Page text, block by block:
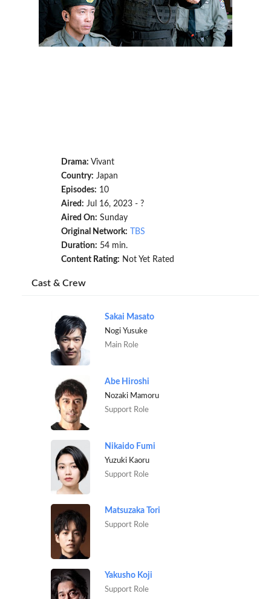
Drama: Vivant
Country: Japan
Episodes: 10
Aired: Jul 16, 2023 - ?
Aired On: Sunday
Original Network:
TBS
Duration: 54 min.
Content Rating: Not Yet Rated
Cast & Crew
Sakai Masato
Nogi Yusuke
Main Role
Abe Hiroshi
Nozaki Mamoru
Support Role
Nikaido Fumi
Yuzuki Kaoru
Support Role
Matsuzaka Tori
Support Role
Yakusho Koji
Support Role